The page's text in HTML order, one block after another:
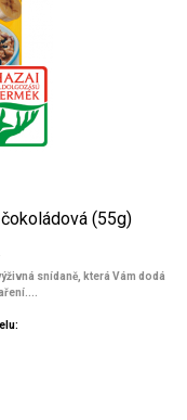
(55g)
snídaně, která Vám dodá